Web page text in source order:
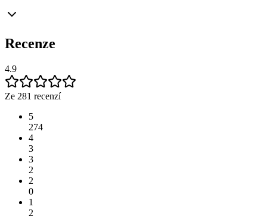
Recenze
4.9
Ze 281 recenzí
5
274
4
3
3
2
2
0
1
2